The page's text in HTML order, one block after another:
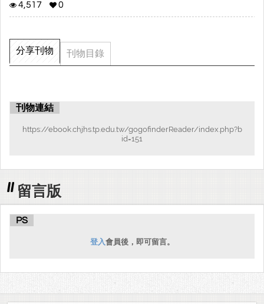
4,517
0
分享刊物 刊物目錄
刊物連結
https://ebook.chjhs.tp.edu.tw/gogofinderReader/index.php?b
id=151
留言版
PS
登入會員後，即可留言。